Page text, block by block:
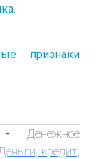
признаки
Денежное
кредит,